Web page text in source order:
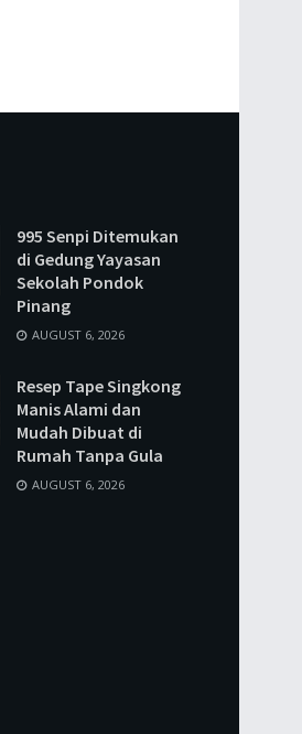
995 Senpi Ditemukan
di Gedung Yayasan
Sekolah Pondok
Pinang
AUGUST 6, 2026
Resep Tape Singkong
Manis Alami dan
Mudah Dibuat di
Rumah Tanpa Gula
AUGUST 6, 2026